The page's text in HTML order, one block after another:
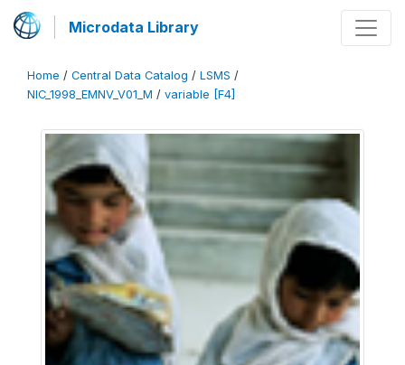
Microdata Library
Home / Central Data Catalog / LSMS /
NIC_1998_EMNV_V01_M / variable [F4]